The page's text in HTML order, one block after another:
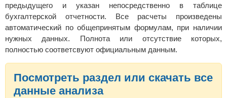
предыдущего и указан непосредственно в таблице
бухгалтерской отчетности. Все расчеты произведены
автоматический по общепринятым формулам, при наличии
нужных данных. Полнота или отсутствие которых,
полностью соответсвуют официальным данным.
Посмотреть раздел или скачать все
данные анализа